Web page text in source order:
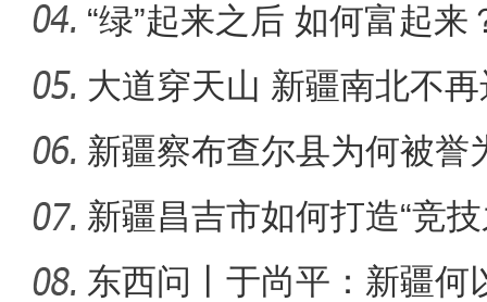
新疆4000亩沙漠盐
绘“同心
“绿”起来之后 如何富起来
大道穿天山 新疆南北不
新疆察布查尔县为何被誉
新疆昌吉市如何打造“竞
东西问丨于尚平：新疆何